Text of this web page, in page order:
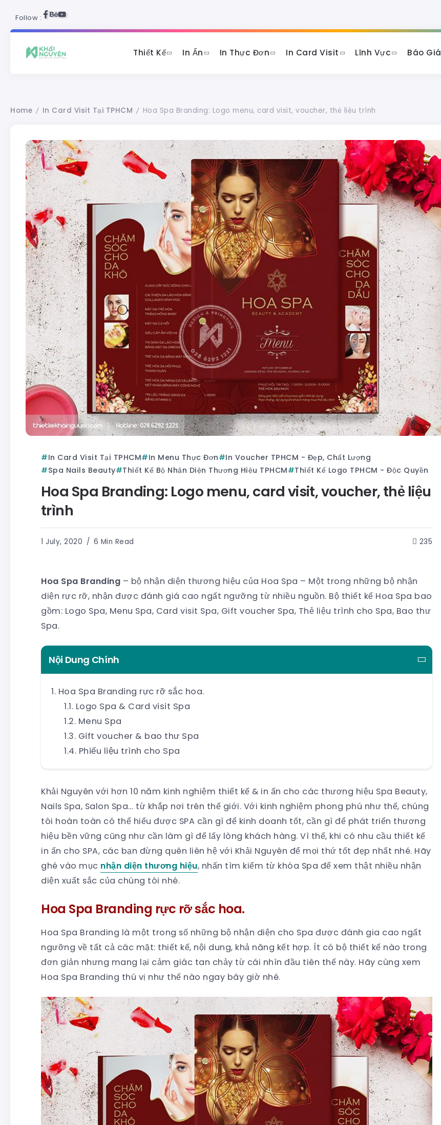
Follow :
Thiết Kế In Ấn In Thực Đơn In Card Visit Lĩnh Vực Báo Giá
Home / In Card Visit Tại TPHCM / Hoa Spa Branding: Logo menu, card visit, voucher, thẻ liệu trình
In Card Visit Tại TPHCM In Menu Thực Đơn
In Voucher TPHCM - Đẹp, Chất Lượng
Spa Nails Beauty
Thiết Kế Bộ Nhận Diện Thương Hiệu TPHCM Thiết Kế Logo TPHCM - Độc Quyền
Hoa Spa Branding: Logo menu, card visit, voucher, thẻ liệu
trình
1 July, 2020 6 Min Read 235
Hoa Spa Branding – bộ nhận diện thương hiệu của Hoa Spa – Một trong những bộ nhận
diện rực rỡ, nhận được đánh giá cao ngất ngưỡng từ nhiều nguồn. Bộ thiết kế Hoa Spa bao
gồm: Logo Spa, Menu Spa, Card visit Spa, Gift voucher Spa, Thẻ liệu trình cho Spa, Bao thư
Spa.
Nội Dung Chính
Hoa Spa Branding rực rỡ sắc hoa.
Logo Spa & Card visit Spa
Menu Spa
Gift voucher & bao thư Spa
Phiếu liệu trình cho Spa
Khải Nguyên với hơn 10 năm kinh nghiệm thiết kế & in ấn cho các thương hiệu Spa Beauty,
Nails Spa, Salon Spa… từ khắp nơi trên thế giới. Với kinh nghiệm phong phú như thế, chúng
tôi hoàn toàn có thể hiểu được SPA cần gì để kinh doanh tốt, cần gì để phát triển thương
hiệu bền vững cũng như cần làm gì để lấy lòng khách hàng. Vì thế, khi có nhu cầu thiết kế
in ấn cho SPA, các bạn đừng quên liên hệ với Khải Nguyên để mọi thứ tốt đẹp nhất nhé. Hãy
ghé vào mục nhận diện thương hiệu, nhấn tìm kiếm từ khóa Spa để xem thật nhiều nhận
diện xuất sắc của chúng tôi nhé.
Hoa Spa Branding rực rỡ sắc hoa.
Hoa Spa Branding là một trong số những bộ nhận diện cho Spa được đánh gia cao ngất
ngưỡng về tất cả các mặt: thiết kế, nội dung, khả năng kết hợp. Ít có bộ thiết kế nào trong
đơn giản nhưng mang lại cảm giác tan chảy từ cái nhìn đầu tiên thế này. Hãy cùng xem
Hoa Spa Branding thú vị như thế nào ngay bây giờ nhé.